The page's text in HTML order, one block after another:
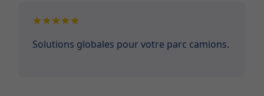
Solutions globales pour votre parc camions.